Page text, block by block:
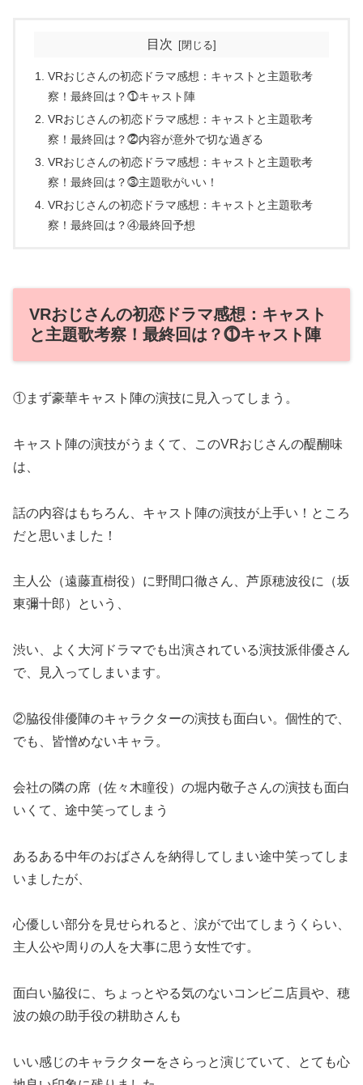
目次
VRおじさんの初恋ドラマ感想：キャストと主題歌考
察！最終回は？⓵キャスト陣
VRおじさんの初恋ドラマ感想：キャストと主題歌考
察！最終回は？⓶内容が意外で切な過ぎる
VRおじさんの初恋ドラマ感想：キャストと主題歌考
察！最終回は？⓷主題歌がいい！
VRおじさんの初恋ドラマ感想：キャストと主題歌考
察！最終回は？④最終回予想
VRおじさんの初恋ドラマ感想：キャスト
と主題歌考察！最終回は？⓵キャスト陣
①まず豪華キャスト陣の演技に見入ってしまう。
キャスト陣の演技がうまくて、このVRおじさんの醍醐味
は、
話の内容はもちろん、キャスト陣の演技が上手い！ところ
だと思いました！
主人公（遠藤直樹役）に野間口徹さん、芦原穂波役に（坂
東彌十郎）という、
渋い、よく大河ドラマでも出演されている演技派俳優さん
で、見入ってしまいます。
②脇役俳優陣のキャラクターの演技も面白い。個性的で、
でも、皆憎めないキャラ。
会社の隣の席（佐々木瞳役）の堀内敬子さんの演技も面白
いくて、途中笑ってしまう
あるある中年のおばさんを納得してしまい途中笑ってしま
いましたが、
心優しい部分を見せられると、涙がで出てしまうくらい、
主人公や周りの人を大事に思う女性です。
面白い脇役に、ちょっとやる気のないコンビニ店員や、穂
波の娘の助手役の耕助さんも
いい感じのキャラクターをさらっと演じていて、とても心